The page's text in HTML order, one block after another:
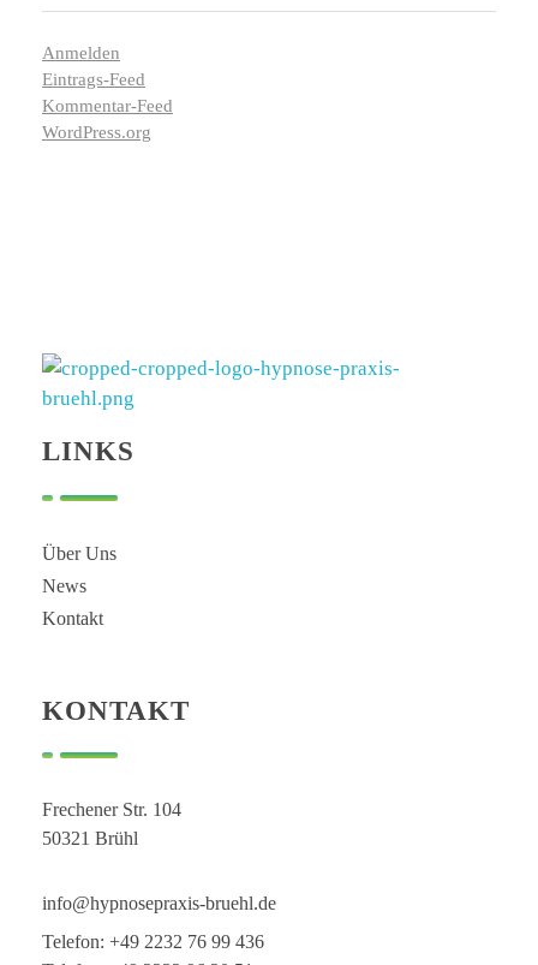
Anmelden
Eintrags-Feed
Kommentar-Feed
WordPress.org
LINKS
Über Uns
News
Kontakt
KONTAKT
Frechener Str. 104
50321 Brühl
info@hypnosepraxis-bruehl.de
Telefon: +49 2232 76 99 436